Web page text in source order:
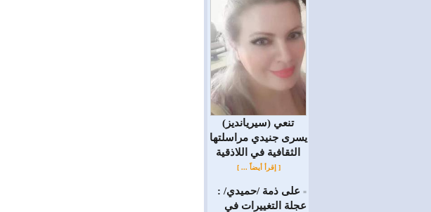
(سيريانديز) تنعي
يسرى جنيدي مراسلتها
الثقافية في اللاذقية
[ إقرأ أيضاً ... ]
= على ذمة /حميدي/ :
عجلة التغييرات في